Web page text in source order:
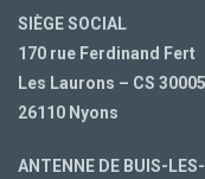
SIÈGE SOCIAL
170 rue Ferdinand Fert
Les Laurons – CS 30005
26110 Nyons
ANTENNE DE BUIS-